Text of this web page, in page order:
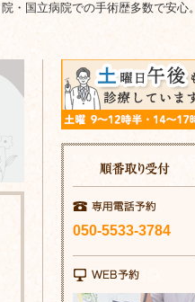
院・国立病院での手術歴多数で安心。
050-5533-3784